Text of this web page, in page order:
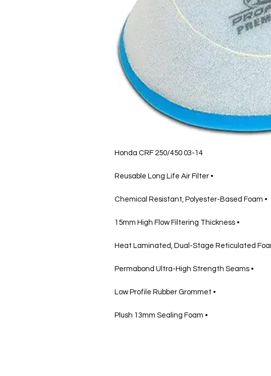
03-14 Honda CRF 250/450
• Reusable Long Life Air Filter
• Chemical Resistant, Polyester-Based Foam
• 15mm High Flow Filtering Thickness
• Permabond Ultra-High Strength Seams
• Low Profile Rubber Grommet
• Plush 13mm Sealing Foam